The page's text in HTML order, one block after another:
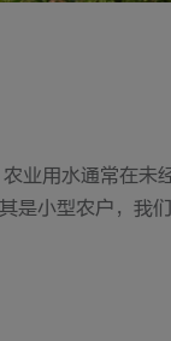
业用水通常在未
是小型农户，我